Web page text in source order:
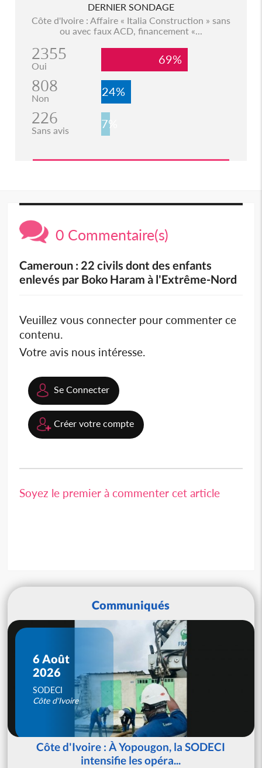
DERNIER SONDAGE
Côte d'Ivoire : Affaire « Italia Construction » sans
ou avec faux ACD, financement «...
2355
Oui 69%
808
Non 24%
226
Sans avis 7%
0 Commentaire(s)
Cameroun : 22 civils dont des enfants
enlevés par Boko Haram à l'Extrême-Nord
Veuillez vous connecter pour commenter ce
contenu.
Votre avis nous intéresse.
Se Connecter
Créer votre compte
Soyez le premier à commenter cet article
Communiqués
6 Août
2026
SODECI
Côte d'Ivoire
Côte d'Ivoire : À Yopougon, la SODECI
intensifie les opéra...